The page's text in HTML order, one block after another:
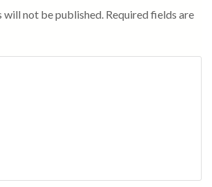
will not be published. Required fields are